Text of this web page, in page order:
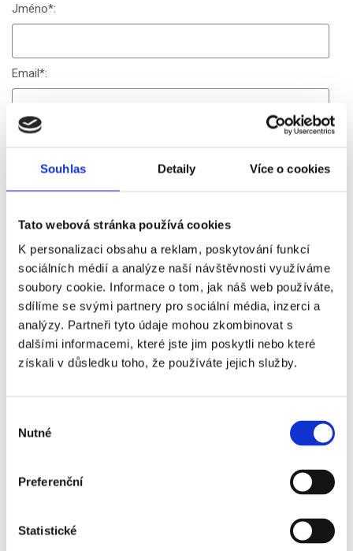
Souhlas Detaily Více o cookies
Tato webová stránka používá cookies
K personalizaci obsahu a reklam, poskytování funkcí
sociálních médií a analýze naší návštěvnosti využíváme
soubory cookie. Informace o tom, jak náš web používáte,
sdílíme se svými partnery pro sociální média, inzerci a
analýzy. Partneři tyto údaje mohou zkombinovat s
dalšími informacemi, které jste jim poskytli nebo které
získali v důsledku toho, že používáte jejich služby.
souhlasu
Nutné
Preferenční
Statistické
Jméno*:
Email*:
WWW:
Text*:
mínus jedna?